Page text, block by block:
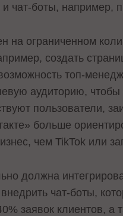
чат-боты, например,
на ограниченном
создать
топ-
аудиторию, чтобы
пользователи,
больше
чем TikTok или
должна
чат-боты,
заявок клиентов,